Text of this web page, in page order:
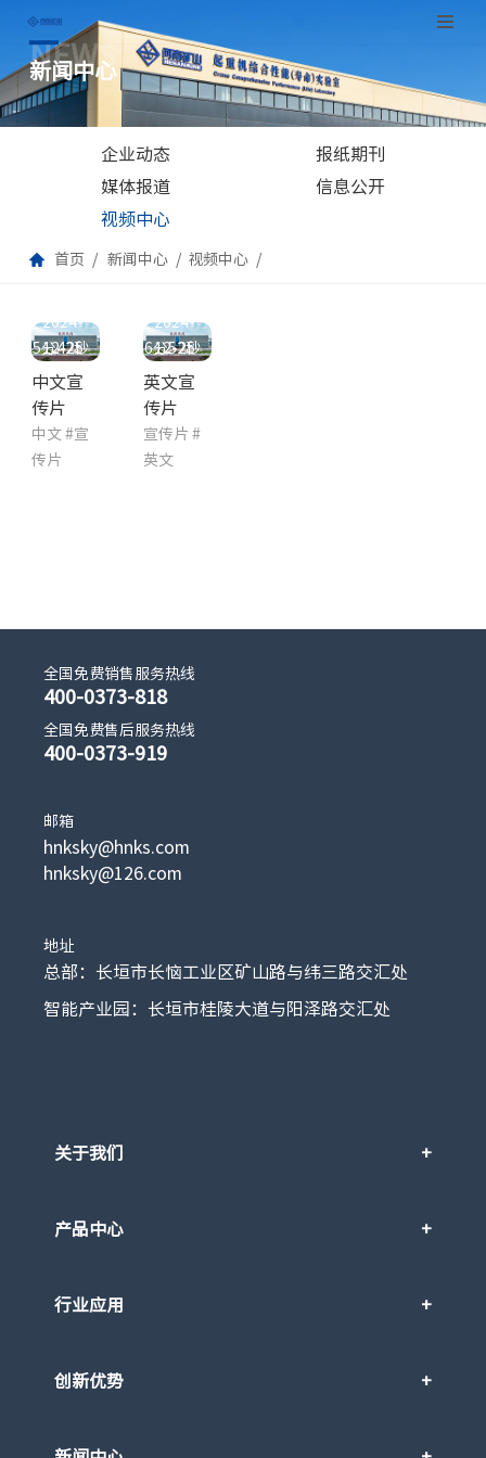
跳
至
正
NEWS
新闻中心
企业动态
报纸期刊
媒体报道
信息公开
视频中心
首页 新闻中心 视频中心
5分42秒
2024-
12-25
中文宣
传片
中文#宣
传片
6分52秒
2024-
12-25
英文宣
传片
宣传片 #
英文
全国免费销售服务热线
400-0373-818
全国免费售后服务热线
400-0373-919
邮箱
hnksky@hnks.com
hnksky@126.com
地址
总部：长垣市长恼工业区矿山路与纬三路交汇处
智能产业园：长垣市桂陵大道与阳泽路交汇处
关于我们
产品中心
行业应用
创新优势